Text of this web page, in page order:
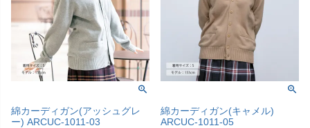
綿カーディガン(アッシュグレ
ー) ARCUC-1011-03
綿カーディガン(キャメル)
ARCUC-1011-05